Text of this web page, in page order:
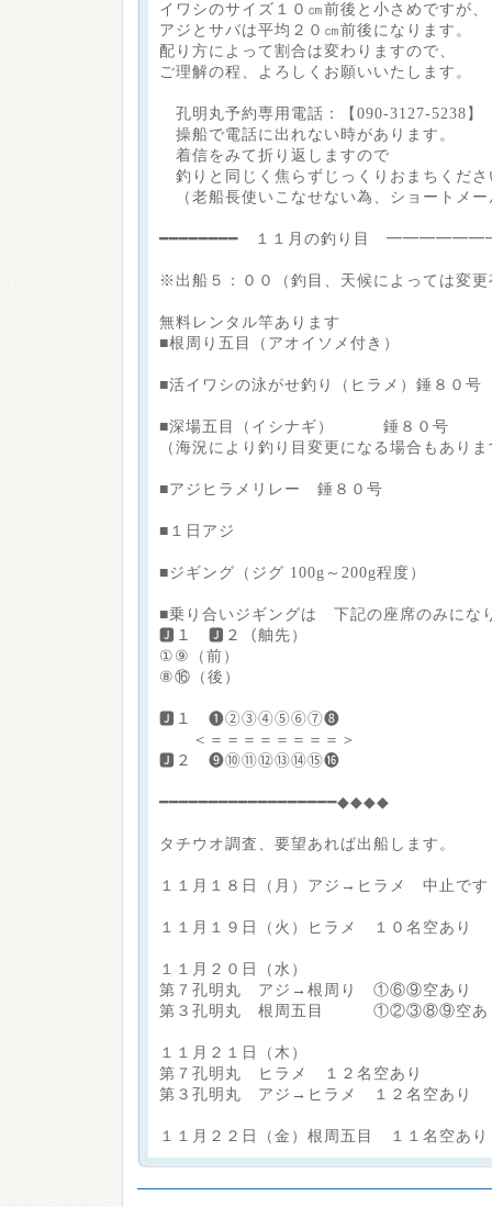
イワシのサイズ１０㎝前後と小さめですが、
アジとサバは平均２０㎝前後になります。
配り方によって割合は変わりますので、
ご理解の程、よろしくお願いいたします。
孔明丸予約専用電話：【090-3127-5238】
操船で電話に出れない時があります。
着信をみて折り返しますので
釣りと同じく焦らずじっくりおまちくださ
（老船長使いこなせない為、ショートメー
━━━━━━━━ １１月の釣り目
※出船５：００（釣目、天候によっては変更
無料レンタル竿あります
■根周り五目（アオイソメ付き）
■活イワシの泳がせ釣り（ヒラメ）錘８０号
■深場五目（イシナギ） 錘８０号
（海況により釣り目変更になる場合もあり
■アジヒラメリレー 錘８０号
■１日アジ
■ジギング（ジグ 100g～200g程度）
■乗り合いジギングは 下記の座席のみにな
🅹１ 🅹２（舳先）
①⑨（前）
⑧⑯（後）
🅹１ ❶②③④⑤⑥⑦❽
＜＝＝＝＝＝＝＝＝＞
🅹２ ❾⑩⑪⑫⑬⑭⑮⓰
━━━━━━━━━━━━━━━━━━◆◆◆◆
タチウオ調査、要望あれば出船します。
１１月１８日（月）アジ→ヒラメ 中止です
１１月１９日（火）ヒラメ １０名空あり
１１月２０日（水）
第７孔明丸 アジ→根周り ①⑥⑨空あり
第３孔明丸 根周五目 ①②③⑧⑨空あ
１１月２１日（木）
第７孔明丸 ヒラメ １２名空あり
第３孔明丸 アジ→ヒラメ １２名空あり
１１月２２日（金）根周五目 １１名空あり